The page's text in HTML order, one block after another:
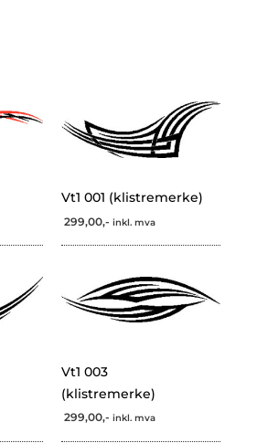
Vt1 001 (klistremerke)
299,00,- inkl. mva
Vt1 003
(klistremerke)
299,00,- inkl. mva